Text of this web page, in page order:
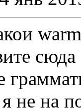
сюда
не на